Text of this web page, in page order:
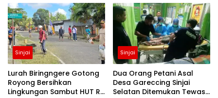
Sinjai
Lurah Biringngere Gotong
Royong Bersihkan
Lingkungan Sambut HUT RI
Sinjai
Dua Orang Petani Asal
Desa Gareccing Sinjai
Selatan Ditemukan Tewas,